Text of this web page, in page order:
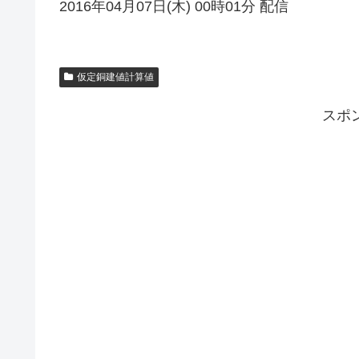
2016年04月07日(木) 00時01分 配信
仮定銅建値計算値
スポ